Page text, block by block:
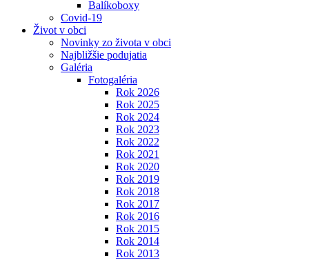
Balíkoboxy
Covid-19
Život v obci
Novinky zo života v obci
Najbližšie podujatia
Galéria
Fotogaléria
Rok 2026
Rok 2025
Rok 2024
Rok 2023
Rok 2022
Rok 2021
Rok 2020
Rok 2019
Rok 2018
Rok 2017
Rok 2016
Rok 2015
Rok 2014
Rok 2013